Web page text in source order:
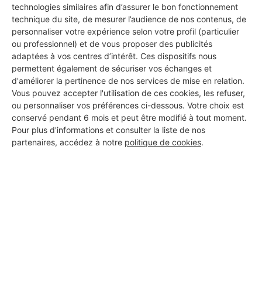
technologies similaires afin d’assurer le bon fonctionnement
technique du site, de mesurer l’audience de nos contenus, de
personnaliser votre expérience selon votre profil (particulier
ou professionnel) et de vous proposer des publicités
adaptées à vos centres d’intérêt. Ces dispositifs nous
permettent également de sécuriser vos échanges et
d'améliorer la pertinence de nos services de mise en relation.
Vous pouvez accepter l'utilisation de ces cookies, les refuser,
ou personnaliser vos préférences ci-dessous. Votre choix est
conservé pendant 6 mois et peut être modifié à tout moment.
Pour plus d'informations et consulter la liste de nos
partenaires, accédez à notre politique de cookies.
DEMANDER UN DEVIS